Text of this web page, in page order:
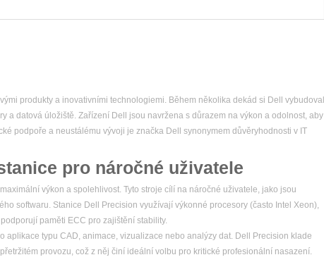
produkty a inovativními technologiemi. Během několika dekád si Dell vybudoval
a datová úložiště. Zařízení Dell jsou navržena s důrazem na výkon a odolnost, aby
podpoře a neustálému vývoji je značka Dell synonymem důvěryhodnosti v IT
pro náročné uživatele
výkon a spolehlivost. Tyto stroje cílí na náročné uživatele, jako jsou
softwaru. Stanice Dell Precision využívají výkonné procesory (často Intel Xeon),
paměti ECC pro zajištění stability.
aplikace typu CAD, animace, vizualizace nebo analýzy dat. Dell Precision klade
provozu, což z něj činí ideální volbu pro kritické profesionální nasazení.